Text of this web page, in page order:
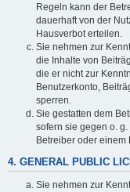
Regeln kann der
dauerhaft von der
Hausverbot erteilen.
Sie nehmen zur
die Inhalte von
die er nicht zur
Benutzerkonto,
sperren.
Sie gestatten dem
sofern sie gegen o.
Betreiber oder einem
4. GENERAL PUBLIC
Sie nehmen zur